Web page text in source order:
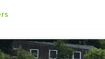
Batteriezellenprüfung –